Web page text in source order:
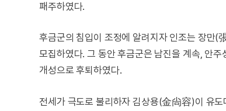
패주하였다.
후금군의 침입이 조정에 알려지자 인조는 장만
모집하였다. 그 동안 후금군은 남진을 계속, 안
개성으로 후퇴하였다.
전세가 극도로 불리하자 김상용(金尙容)이 유